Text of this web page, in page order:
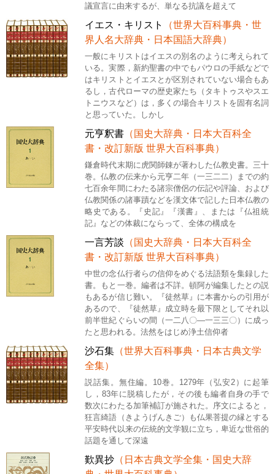
議宣言に由来するが、単なる抗議を超えて
イエス・キリスト
（世界大百科事典・世
界人名大辞典・日本国語大辞典）
一般にキリストはイエスの別名のように考えられて
いる。実際，新約聖書の中でもパウロの手紙などで
はキリストとイエスとが区別されていない場合もあ
るし，古代ローマの歴史家たち（タキトゥスやスエ
トニウスなど）は，多くの場合キリストを固有名詞
と思っていた。しかし
元亨釈書 （国史大辞典・日本大百科全
書・改訂新版 世界大百科事典）
鎌倉時代末期に虎関師錬が著わした仏教史書。三十
巻。仏教の伝来から元亨二年（一三二二）までの約
七百余年間にわたる諸宗僧侶の伝記や評論、および
仏教関係の諸事蹟などを漢文体で記した日本仏教の
略史である。『史記』『漢書』、または『仏祖統
記』などの体裁にならって、全体の構成を
一言芳談 （国史大辞典・日本大百科全
書・改訂新版 世界大百科事典）
中世の念仏行者らの信仰をめぐる法語類を集録した
書。もと一巻。編者は不詳。頓阿が編集したとの説
もあるが信じ難い。『徒然草』に本書からの引用が
あるので、『徒然草』成立時を最下限としてそれ以
前半世紀ぐらいの間（一二八〇―一三三〇）に成っ
たと思われる。法然をはじめ浄土信仰者
沙石集 （世界大百科事典・日本古典文学
全集）
説話集。無住編。10巻。1279年（弘安2）に起筆
し，83年に脱稿したが，その後も編者自身の手で
数次にわたる加筆補訂が施された。序文によると，
狂言綺語（きようげんきご）も仏果菩提の縁とする
平安時代以来の伝統的文学観に立ち，卑近な世俗的
話題を通して深遠
歎異抄 （日本古典文学全集・国史大辞